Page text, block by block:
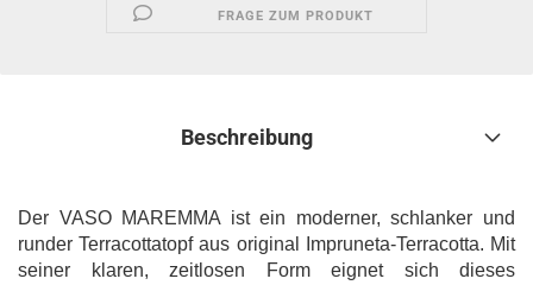
FRAGE ZUM PRODUKT
Beschreibung
Der VASO MAREMMA ist ein moderner, schlanker und
runder Terracottatopf aus original Impruneta-Terracotta. Mit
seiner klaren, zeitlosen Form eignet sich dieses